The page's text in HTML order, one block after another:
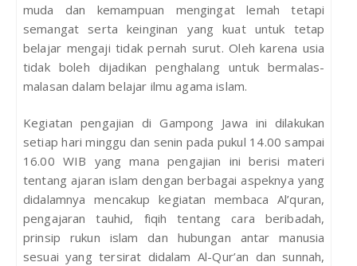
muda dan kemampuan mengingat lemah tetapi
semangat serta keinginan yang kuat untuk tetap
belajar mengaji tidak pernah surut. Oleh karena usia
tidak boleh dijadikan penghalang untuk bermalas-
malasan dalam belajar ilmu agama islam.
Kegiatan pengajian di Gampong Jawa ini dilakukan
setiap hari minggu dan senin pada pukul 14.00 sampai
16.00 WIB yang mana pengajian ini berisi materi
tentang ajaran islam dengan berbagai aspeknya yang
didalamnya mencakup kegiatan membaca Al’quran,
pengajaran tauhid, fiqih tentang cara beribadah,
prinsip rukun islam dan hubungan antar manusia
sesuai yang tersirat didalam Al-Qur’an dan sunnah,